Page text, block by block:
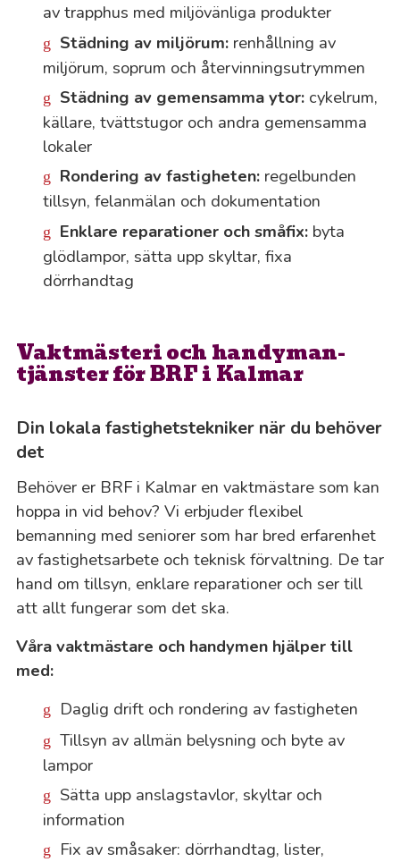
av trapphus med miljövänliga produkter
Städning av miljörum:renhållning av
miljörum, soprum och återvinningsutrymmen
Städning av gemensamma ytor:cykelrum,
källare, tvättstugor och andra gemensamma
lokaler
Rondering av fastigheten:regelbunden
tillsyn, felanmälan och dokumentation
Enklare reparationer och småfix:byta
glödlampor, sätta upp skyltar, fixa
dörrhandtag
Vaktmästeri och handyman-
tjänster för BRF i Kalmar
Din lokala fastighetstekniker när du behöver
det
Behöver er BRF i Kalmar en vaktmästare som kan
hoppa in vid behov? Vi erbjuder flexibel
bemanning med seniorer som har bred erfarenhet
av fastighetsarbete och teknisk förvaltning. De tar
hand om tillsyn, enklare reparationer och ser till
att allt fungerar som det ska.
Våra vaktmästare och handymen hjälper till
med:
Daglig drift och rondering av fastigheten
Tillsyn av allmän belysning och byte av
lampor
Sätta upp anslagstavlor, skyltar och
information
Fix av småsaker: dörrhandtag, lister,